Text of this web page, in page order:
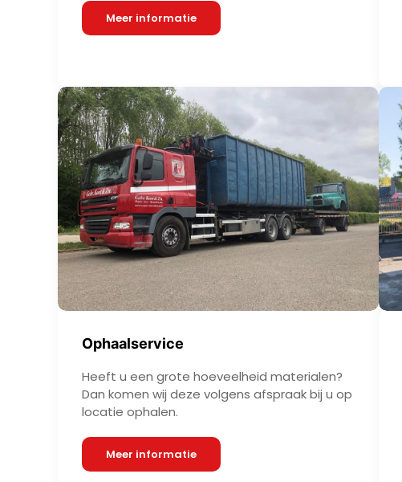
Meer informatie
Ophaalservice
Heeft u een grote hoeveelheid materialen?
Dan komen wij deze volgens afspraak bij u op
locatie ophalen.
Meer informatie